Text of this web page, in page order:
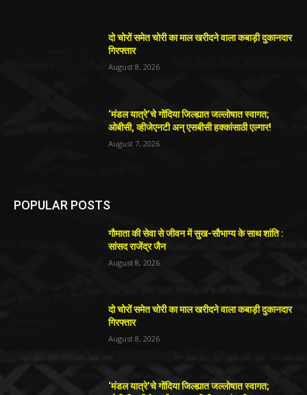
दो चोरों समेत चोरी का माल खरीदने वाला कबाड़ी दुकानदार
गिरफ्तार
August 8, 2026
‘मंडल यात्रे’चे गोंदिया जिल्ह्यात जल्लोषात स्वागत;
ओबीसी, व्हीजेएनटी अन् एसबीसी हक्कांसाठी एल्गार!
August 7, 2026
POPULAR POSTS
गौमाता की सेवा से जीवन में सुख-सौभाग्य के साथ शांति :
सांसद राजेंद्र जैन
August 8, 2026
दो चोरों समेत चोरी का माल खरीदने वाला कबाड़ी दुकानदार
गिरफ्तार
August 8, 2026
‘मंडल यात्रे’चे गोंदिया जिल्ह्यात जल्लोषात स्वागत;